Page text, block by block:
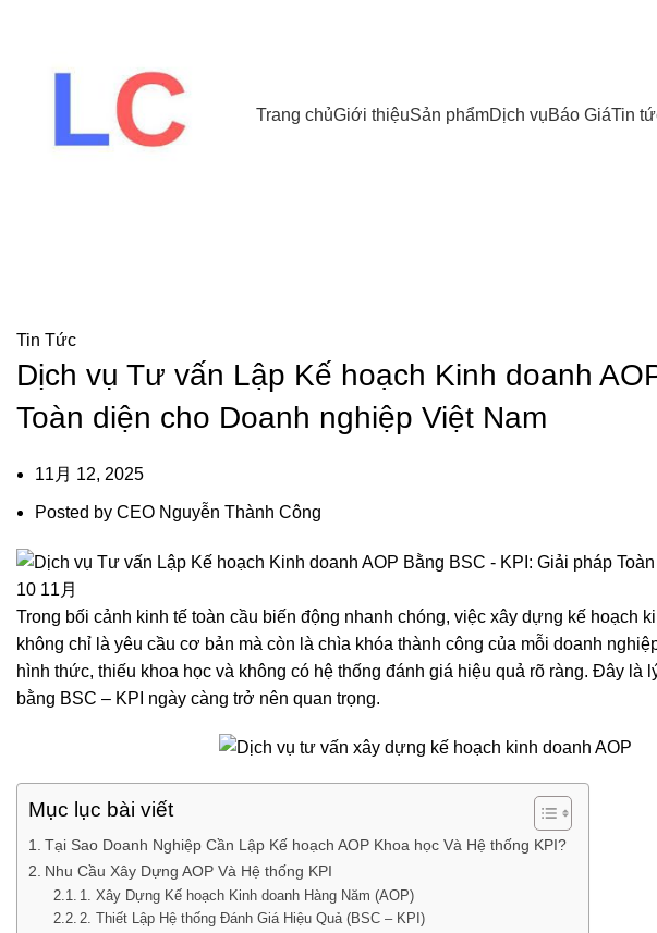
Trang chủGiới thiệuSản phẩmDịch vụBáo GiáTin
Tin Tức
Dịch vụ Tư vấn Lập Kế hoạch Kinh doanh
Toàn diện cho Doanh nghiệp Việt Nam
11月 12, 2025
Posted by CEO Nguyễn Thành Công
10 11月
Trong bối cảnh kinh tế toàn cầu biến động nhanh chóng, việc xây dựng kế hoạch
không chỉ là yêu cầu cơ bản mà còn là chìa khóa thành công của mỗi doanh
hình thức, thiếu khoa học và không có hệ thống đánh giá hiệu quả rõ ràng. Đây là
bằng BSC – KPI ngày càng trở nên quan trọng.
Mục lục bài viết
Tại Sao Doanh Nghiệp Cần Lập Kế hoạch AOP Khoa học Và Hệ thống KPI?
Nhu Cầu Xây Dựng AOP Và Hệ thống KPI
1. Xây Dựng Kế hoạch Kinh doanh Hàng Năm (AOP)
2. Thiết Lập Hệ thống Đánh Giá Hiệu Quả (BSC – KPI)